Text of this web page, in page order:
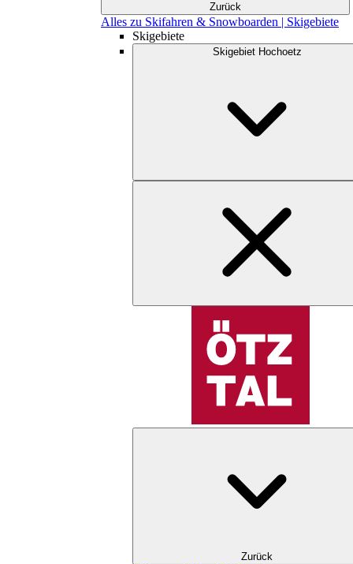
Zurück
Alles zu Skifahren & Snowboarden | Skigebiete
Skigebiete
Skigebiet Hochoetz
Zurück